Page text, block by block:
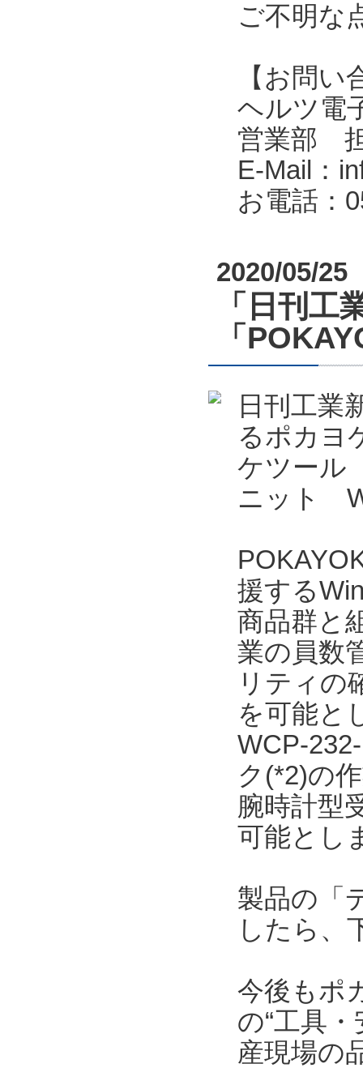
ご不明な
【お問い
ヘルツ電
営業部
E-Mail：
お電話：
2020/05/25
「日刊工
「
日刊工業
るポカヨ
ケツール
ニット
援する
商品群と
業の員数
リティの
を可能と
WCP-
ク(*2)の
腕時計型
可能とし
製品の「
したら、
今後もポ
の“工具
産現場の